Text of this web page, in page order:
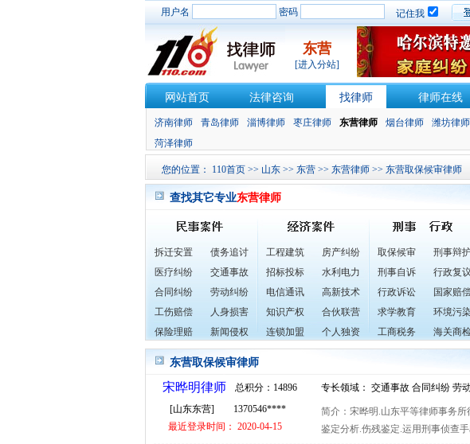
用户名 密码 记住我
东营
[进入分站]
网站首页 法律咨询 找律师 律师在线
济南律师 青岛律师 淄博律师 枣庄律师 东营律师 烟台律师 潍坊律师
菏泽律师
您的位置： 110首页 >> 山东 >> 东营 >> 东营律师 >> 东营取保候审律师
查找其它专业东营律师
拆迁安置
债务追讨
医疗纠纷
交通事故
合同纠纷
劳动纠纷
工伤赔偿
人身损害
保险理赔
新闻侵权
工程建筑
房产纠纷
招标投标
水利电力
电信通讯
高新技术
知识产权
合伙联营
连锁加盟
个人独资
取保候审
刑事辩
刑事自诉
行政复议
行政诉讼
国家赔
求学教育
环境污
工商税务
海关商
东营取保候审律师
宋晔明律师 总积分：14896
分
[山东东营]
1370546****
最近登录时间： 2020-04-15
专长领域： 交通事故 合同纠纷 劳
候审 刑事辩护 行政诉讼
简介：宋晔明.山东平等律师事务
鉴定分析.伤残鉴定.运用刑事侦查